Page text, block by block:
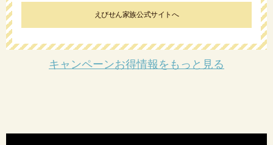
えびせん家族公式サイトへ
キャンペーンお得情報をもっと見る